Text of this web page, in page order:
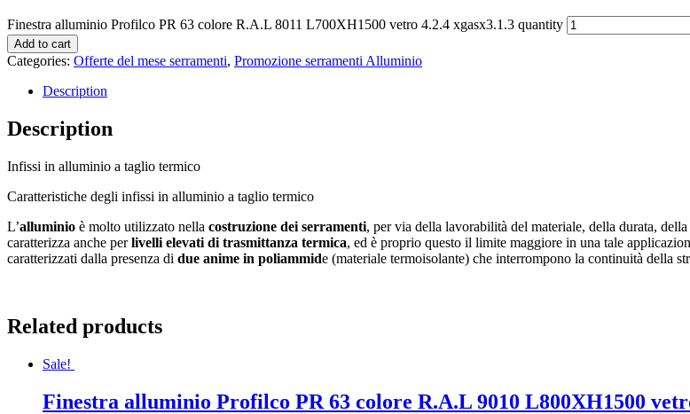
Finestra alluminio Profilco PR 63 colore R.A.L 8011 L700XH1500 vetro 4.2.4 xgasx3.1.3 quantity
Add to cart
Categories: Offerte del mese serramenti, Promozione serramenti Alluminio
Description
Description
Infissi in alluminio a taglio termico
Caratteristiche degli infissi in alluminio a taglio termico
L’alluminio è molto utilizzato nella costruzione dei serramenti, per via della lavorabilità del materiale, della durata,
caratterizza anche perlivelli elevati di trasmittanza termica, ed è proprio questo il limite maggiore in una tale
caratterizzati dalla presenza di due anime in poliammide (materiale termoisolante) che interrompono la continuità della
Related products
Sale!
Finestra alluminio Profilco PR 63 colore R.A.L 9010 L800XH1500